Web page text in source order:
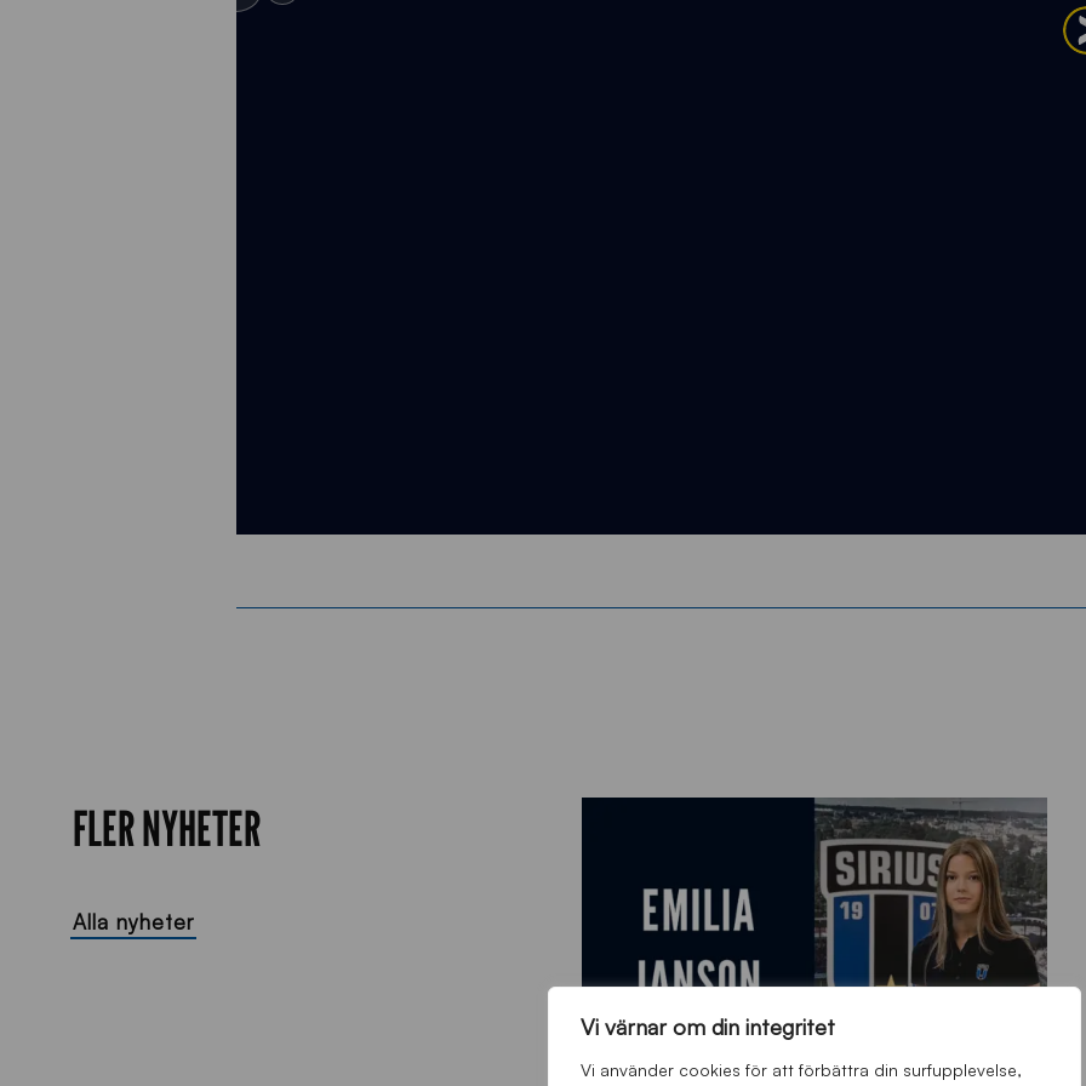
Vi värnar om din integritet
Vi använder cookies för att förbättra din surfupplevelse,
FLER NYHETER
Alla nyheter